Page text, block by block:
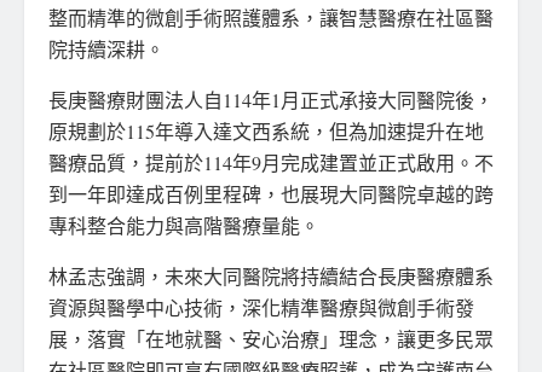
整而精準的微創手術照護體系，讓智慧醫療在社區醫
院持續深耕。
長庚醫療財團法人自114年1月正式承接大同醫院後，
原規劃於115年導入達文西系統，但為加速提升在地
醫療品質，提前於114年9月完成建置並正式啟用。不
到一年即達成百例里程碑，也展現大同醫院卓越的跨
專科整合能力與高階醫療量能。
林孟志強調，未來大同醫院將持續結合長庚醫療體系
資源與醫學中心技術，深化精準醫療與微創手術發
展，落實「在地就醫、安心治療」理念，讓更多民眾